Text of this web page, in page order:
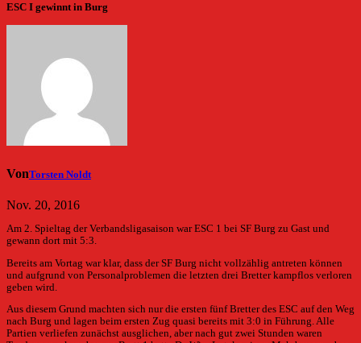
ESC I gewinnt in Burg
VonTorsten Noldt
Nov. 20, 2016
Am 2. Spieltag der Verbandsligasaison war ESC 1 bei SF Burg zu Gast und
gewann dort mit 5:3.
Bereits am Vortag war klar, dass der SF Burg nicht vollzählig antreten können
und aufgrund von Personalproblemen die letzten drei Bretter kampflos verloren
geben wird.
Aus diesem Grund machten sich nur die ersten fünf Bretter des ESC auf den Weg
nach Burg und lagen beim ersten Zug quasi bereits mit 3:0 in Führung. Alle
Partien verliefen zunächst ausglichen, aber nach gut zwei Stunden waren